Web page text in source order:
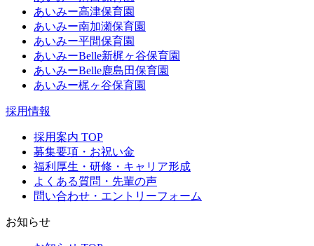
あいみー高津保育園
あいみー南加瀬保育園
あいみー平間保育園
あいみーBelle新梶ヶ谷保育園
あいみーBelle鹿島田保育園
あいみー梶ヶ谷保育園
採用情報
採用案内 TOP
募集要項・お祝い金
福利厚生・研修・キャリア形成
よくある質問・先輩の声
問い合わせ・エントリーフォーム
お知らせ